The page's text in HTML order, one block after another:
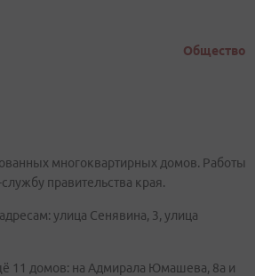
Общество
многоквартирных домов. Работы
правительства края.
улица Сенявина, 3, улица
11 домов: на Адмирала Юмашева, 8а и